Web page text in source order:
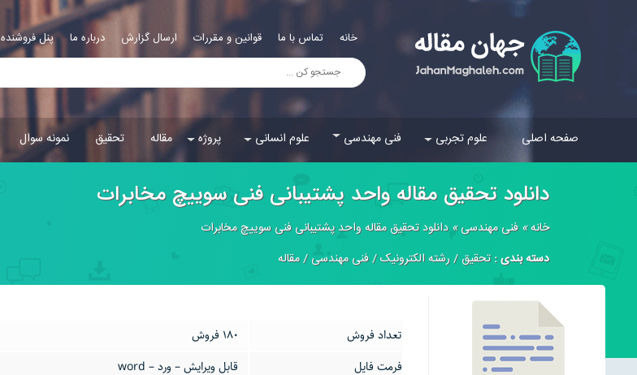
خانه تماس با ما قوانین و مقررات ارسال گزارش درباره ما پنل فروشنده
صفحه اصلی علوم تجربی فنی مهندسی علوم انسانی پروژه مقاله تحقیق نمونه سوال
دانلود تحقیق مقاله واحد پشتيبانی فنی سوييچ مخابرات
خانه» فنی مهندسی» دانلود تحقیق مقاله واحد پشتيبانی فنی سوييچ مخابرات
دسته بندی :تحقیق/رشته الکترونیک/فنی مهندسی/مقاله
تعداد فروش
180 فروش
فرمت فایل
قابل ویرایش – ورد – word